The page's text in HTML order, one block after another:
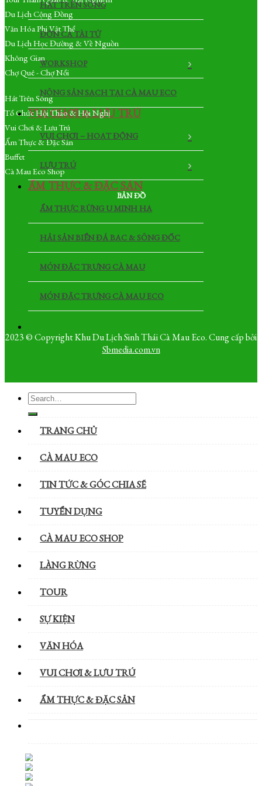
HÁT TRÊN SÔNG
ĐỜN CA TÀI TỬ
WORKSHOP
NÔNG SẢN SẠCH TẠI CÀ MAU ECO
VUI CHƠI & LƯU TRÚ
VUI CHƠI – HOẠT ĐỘNG
LƯU TRÚ
ẨM THỰC & ĐẶC SẢN
ẨM THỰC RỪNG U MINH HẠ
HẢI SẢN BIỂN ĐÁ BẠC & SÔNG ĐỐC
MÓN ĐẶC TRƯNG CÀ MAU
MÓN ĐẶC TRƯNG CÀ MAU ECO
Du Lịch Cộng Đồng
Văn Hóa Phi Vật Thể
Du Lịch Học Đường & Về Nguồn
Không Gian
Chợ Quê - Chợ Nổi
Hát Trên Sông
Tổ Chức Hội Thảo & Hội Nghị
Vui Chơi & Lưu Trú
Ẩm Thực & Đặc Sản
Buffet
Cà Mau Eco Shop
BẢN ĐỒ
2023 © Copyright Khu Du Lịch Sinh Thái Cà Mau Eco. Cung cấp bởi
Sbmedia.com.vn
TRANG CHỦ
CÀ MAU ECO
TIN TỨC & GÓC CHIA SẼ
TUYỂN DỤNG
CÀ MAU ECO SHOP
LÀNG RỪNG
TOUR
SỰ KIỆN
VĂN HÓA
VUI CHƠI & LƯU TRÚ
ẨM THỰC & ĐẶC SẢN